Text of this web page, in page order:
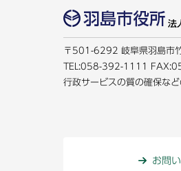
法
〒501-6292 岐阜県羽島市
TEL:058-392-1111
行政サービスの質の確保な
お問